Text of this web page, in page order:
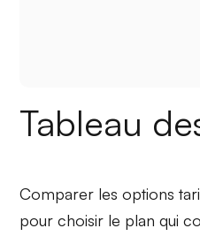
Tableau
Comparer les options
pour choisir le plan qui